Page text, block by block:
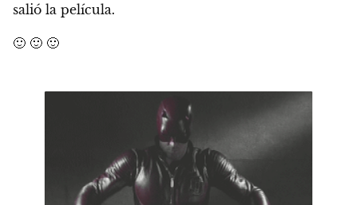
salió la película.
🙂 🙂 🙂